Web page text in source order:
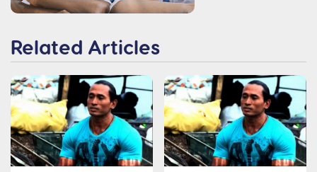
Related Articles